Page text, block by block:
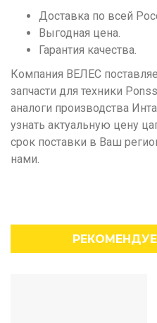
Доставка по всей
Выгодная цена.
Гарантия качества.
Компания ВЕЛЕС
запчасти для техники
аналоги производства
узнать актуальную цену
срок поставки в Ваш
нами.